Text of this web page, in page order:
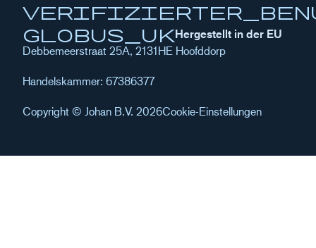
globus_ukHergestellt in der EU
Debbemeerstraat 25A, 2131HE Hoofddorp
Handelskammer: 67386377
Copyright © Johan B.V. 2026Cookie-Einstellungen